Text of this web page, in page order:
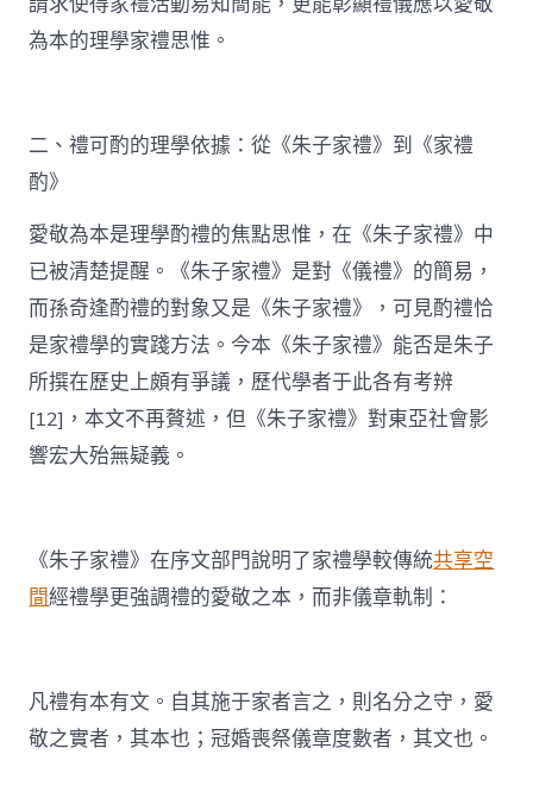
為本的理學家禮思惟。
二、禮可酌的理學依據：從《朱子家禮》到《家禮
酌》
愛敬為本是理學酌禮的焦點思惟，在《朱子家禮》中
已被清楚提醒。《朱子家禮》是對《儀禮》的簡易，
而孫奇逢酌禮的對象又是《朱子家禮》，可見酌禮恰
是家禮學的實踐方法。今本《朱子家禮》能否是朱子
所撰在歷史上頗有爭議，歷代學者于此各有考辨
[12]，本文不再贅述，但《朱子家禮》對東亞社會影
響宏大殆無疑義。
《朱子家禮》在序文部門說明了家禮學較傳統共享空
間經禮學更強調禮的愛敬之本，而非儀章軌制：
凡禮有本有文。自其施于家者言之，則名分之守，愛
敬之實者，其本也；冠婚喪祭儀章度數者，其文也。